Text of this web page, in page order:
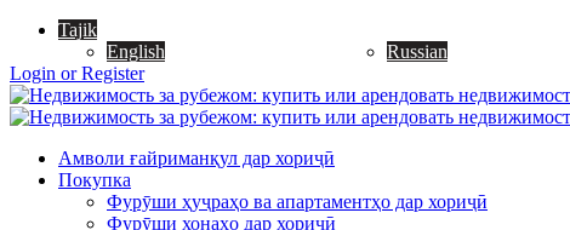
Tajik
English
Russian
Login or Register
Амволи ғайриманқул дар хориҷӣ
Покупка
Фурӯши ҳуҷраҳо ва апартаментҳо дар хориҷӣ
Фурӯши хонаҳо дар хориҷӣ